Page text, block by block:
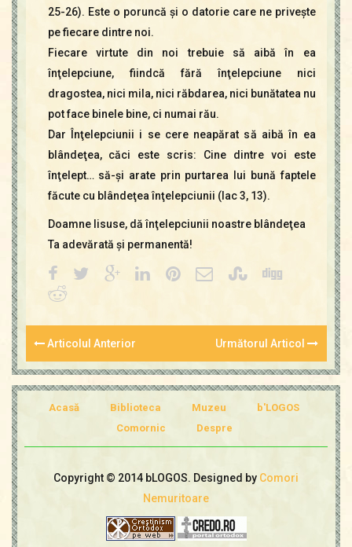
25-26). Este o poruncă şi o datorie care ne priveşte
pe fiecare dintre noi.
Fiecare virtute din noi trebuie să aibă în ea
înţelepciune, fiindcă fără înţelepciune nici
dragostea, nici mila, nici răbdarea, nici bunătatea nu
pot face binele bine, ci numai rău.
Dar Înţelepciunii i se cere neapărat să aibă în ea
blândeţea, căci este scris: Cine dintre voi este
înţelept… să-şi arate prin purtarea lui bună faptele
făcute cu blândeţea înţelepciunii (Iac 3, 13).
Doamne Iisuse, dă înţelepciunii noastre blândeţea
Ta adevărată şi permanentă!
Articolul Anterior Următorul Articol
Acasă Biblioteca Muzeu
b'LOGOS
Comornic
Despre
Copyright © 2014 bLOGOS. Designed by Comori
Nemuritoare